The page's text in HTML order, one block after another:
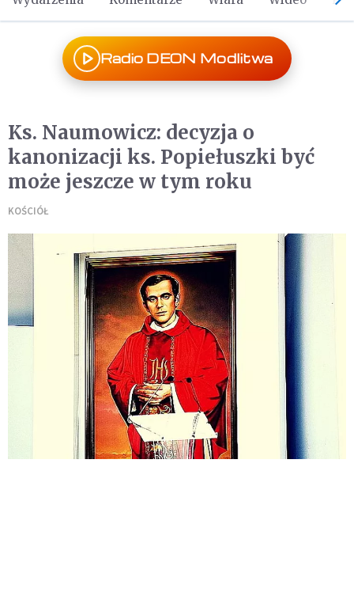
Radio DEON Modlitwa
Ks. Naumowicz: decyzja o
kanonizacji ks. Popiełuszki być
może jeszcze w tym roku
KOŚCIÓŁ